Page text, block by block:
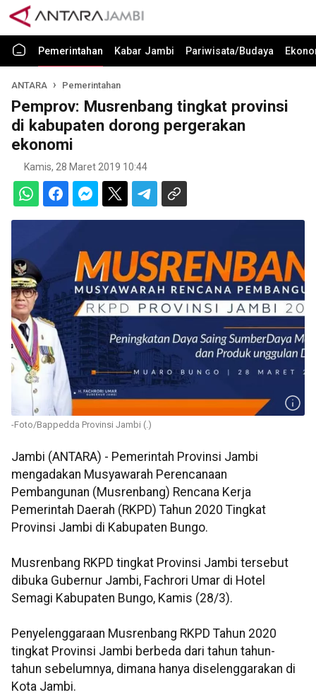
Pemerintahan Kabar Jambi Pariwisata/Budaya
ANTARA Pemerintahan
Pemprov: Musrenbang tingkat provinsi
di kabupaten dorong pergerakan
ekonomi
Kamis, 28 Maret 2019 10:44
-Foto/Bappedda Provinsi Jambi (.)
Jambi (ANTARA) - Pemerintah Provinsi Jambi
mengadakan Musyawarah Perencanaan
Pembangunan (Musrenbang) Rencana Kerja
Pemerintah Daerah (RKPD) Tahun 2020 Tingkat
Provinsi Jambi di Kabupaten Bungo.
Musrenbang RKPD tingkat Provinsi Jambi tersebut
dibuka Gubernur Jambi, Fachrori Umar di Hotel
Semagi Kabupaten Bungo, Kamis (28/3).
Penyelenggaraan Musrenbang RKPD Tahun 2020
tingkat Provinsi Jambi berbeda dari tahun tahun-
tahun sebelumnya, dimana hanya diselenggarakan di
Kota Jambi.